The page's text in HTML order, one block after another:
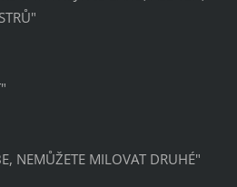
NEMŮŽETE MILOVAT DRUHÉ"